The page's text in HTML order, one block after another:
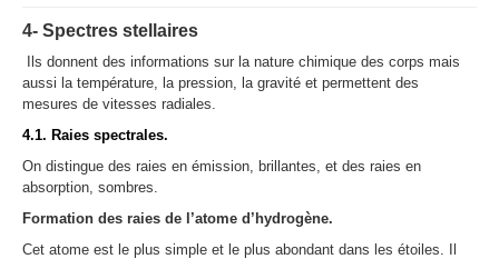
4- Spectres stellaires
Ils donnent des informations sur la nature chimique des corps mais
aussi la température, la pression, la gravité et permettent des
mesures de vitesses radiales.
4.1. Raies spectrales.
On distingue des raies en émission, brillantes, et des raies en
absorption, sombres.
Formation des raies de l’atome d’hydrogène.
Cet atome est le plus simple et le plus abondant dans les étoiles. Il